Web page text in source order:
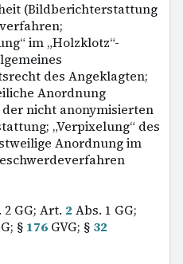
(Bildberichterstattung
im „Holzklotz“-
des Angeklagten;
Anordnung
nicht anonymisierten
„Verpixelung“ des
Anordnung im
2 GG; Art. 2 Abs. 1 GG;
§ 176 GVG; § 32